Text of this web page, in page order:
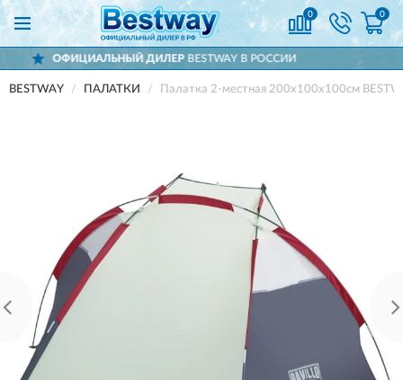
0 0
ДИЛЕРBESTWAY В РОССИИ
BESTWAY ПАЛАТКИ Палатка 2-местная 200х100х100см